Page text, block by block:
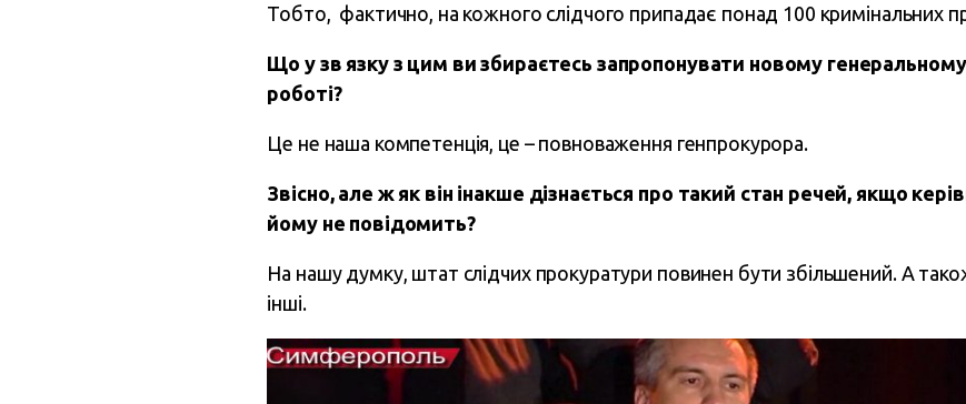
Тобто, фактично, на кожного слідчого припадає понад 100 кримінальних
Що у зв язку з цим ви збираєтесь запропонувати новому
роботі?
Це не наша компетенція, це – повноваження генпрокурора.
Звісно, але ж як він інакше дізнається про такий стан речей, якщо
йому не повідомить?
На нашу думку, штат слідчих прокуратури повинен бути збільшений. А
інші.